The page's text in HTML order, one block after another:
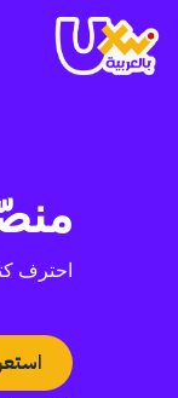
إلى
المحتوى
احترف